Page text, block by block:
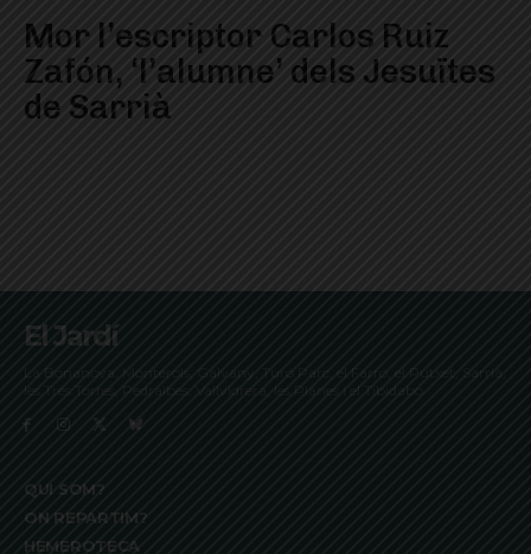
Mor l’escriptor Carlos Ruiz
Zafón, ‘l’alumne’ dels Jesuïtes
de Sarrià
El Jardí
La Bonanova, Monterols, Galvany, Turó Parc, el Farró, el Putxet, Sarrià,
les Tres Torres, Pedralbes, Vallvidrera, les Planes i el Tibidabo
QUI SOM?
ON REPARTIM?
HEMEROTECA